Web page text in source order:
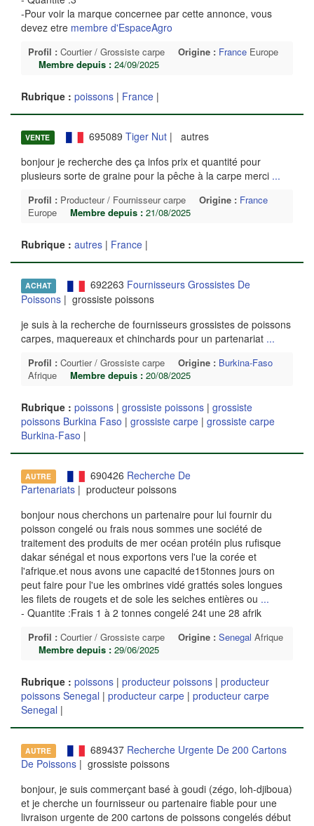
-Pour voir la marque concernee par cette annonce, vous
devez etre membre d'EspaceAgro
Profil : Courtier / Grossiste carpe Origine : France Europe
Membre depuis : 24/09/2025
Rubrique : poissons | France |
VENTE 695089 Tiger Nut| autres
bonjour je recherche des ça infos prix et quantité pour
plusieurs sorte de graine pour la pêche à la carpe merci ...
Profil : Producteur / Fournisseur carpe Origine : France
Europe
Membre depuis : 21/08/2025
Rubrique : autres | France |
ACHAT 692263 Fournisseurs Grossistes De
Poissons | grossiste poissons
je suis à la recherche de fournisseurs grossistes de poissons
carpes, maquereaux et chinchards pour un partenariat ...
Profil : Courtier / Grossiste carpe Origine : Burkina-Faso
Afrique
Membre depuis : 20/08/2025
Rubrique : poissons | grossiste poissons | grossiste
poissons Burkina Faso | grossiste carpe | grossiste carpe
Burkina-Faso |
AUTRE 690426 Recherche De
Partenariats | producteur poissons
bonjour nous cherchons un partenaire pour lui fournir du
poisson congelé ou frais nous sommes une société de
traitement des produits de mer océan protéin plus rufisque
dakar sénégal et nous exportons vers l'ue la corée et
l'afrique.et nous avons une capacité de15tonnes jours on
peut faire pour l'ue les ombrines vidé grattés soles longues
les filets de rougets et de sole les seiches entières ou ...
- Quantite :Frais 1 à 2 tonnes congelé 24t une 28 afrik
Profil : Courtier / Grossiste carpe Origine : Senegal Afrique
Membre depuis : 29/06/2025
Rubrique : poissons | producteur poissons | producteur
poissons Senegal | producteur carpe | producteur carpe
Senegal |
AUTRE 689437 Recherche Urgente De 200 Cartons
De Poissons | grossiste poissons
bonjour, je suis commerçant basé à goudi (zégo, loh-djiboua)
et je cherche un fournisseur ou partenaire fiable pour une
livraison urgente de 200 cartons de poissons congelés début